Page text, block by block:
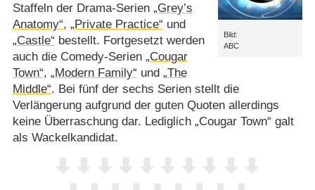
Bild:
ABC
Staffeln der Drama-Serien „Grey’s
Anatomy“, „Private Practice“ und
„Castle“ bestellt. Fortgesetzt werden
auch die Comedy-Serien „Cougar
Town“, „Modern Family“ und „The
Middle“. Bei fünf der sechs Serien stellt die
Verlängerung aufgrund der guten Quoten allerdings
keine Überraschung dar. Lediglich „Cougar Town“ galt
als Wackelkandidat.